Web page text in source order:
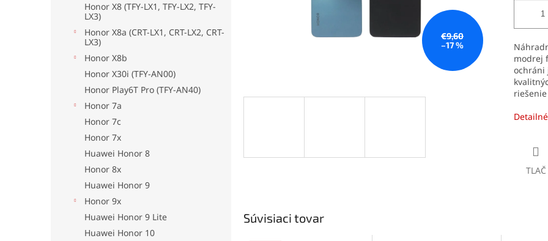
Honor X8 (TFY-LX1, TFY-LX2, TFY-
LX3)
Honor X8a (CRT-LX1, CRT-LX2, CRT-
LX3)
Honor X8b
Honor X30i (TFY-AN00)
Honor Play6T Pro (TFY-AN40)
Honor 7a
Honor 7c
Honor 7x
Huawei Honor 8
Honor 8x
Huawei Honor 9
Honor 9x
Huawei Honor 9 Lite
Huawei Honor 10
€9,60
–17 %
modrej
ochráni
TLAČ
Súvisiaci tovar